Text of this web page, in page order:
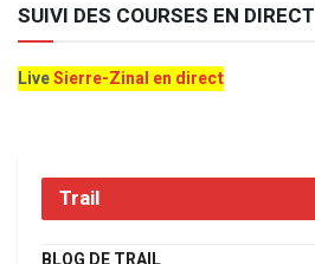
SUIVI DES COURSES EN DIRECT
LiveSierre-Zinal en direct
Trail